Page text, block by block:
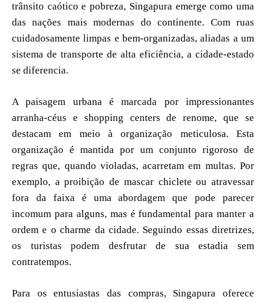
trânsito caótico e pobreza, Singapura emerge como uma
das nações mais modernas do continente. Com ruas
cuidadosamente limpas e bem-organizadas, aliadas a um
sistema de transporte de alta eficiência, a cidade-estado
se diferencia.
A paisagem urbana é marcada por impressionantes
arranha-céus e shopping centers de renome, que se
destacam em meio à organização meticulosa. Esta
organização é mantida por um conjunto rigoroso de
regras que, quando violadas, acarretam em multas. Por
exemplo, a proibição de mascar chiclete ou atravessar
fora da faixa é uma abordagem que pode parecer
incomum para alguns, mas é fundamental para manter a
ordem e o charme da cidade. Seguindo essas diretrizes,
os turistas podem desfrutar de sua estadia sem
contratempos.
Para os entusiastas das compras, Singapura oferece